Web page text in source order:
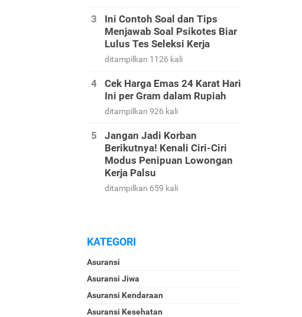
Ini Contoh Soal dan Tips
Menjawab Soal Psikotes Biar
Lulus Tes Seleksi Kerja
ditampilkan 1126 kali
Cek Harga Emas 24 Karat Hari
Ini per Gram dalam Rupiah
ditampilkan 926 kali
Jangan Jadi Korban
Berikutnya! Kenali Ciri-Ciri
Modus Penipuan Lowongan
Kerja Palsu
ditampilkan 659 kali
KATEGORI
Asuransi
Asuransi Jiwa
Asuransi Kendaraan
Asuransi Kesehatan